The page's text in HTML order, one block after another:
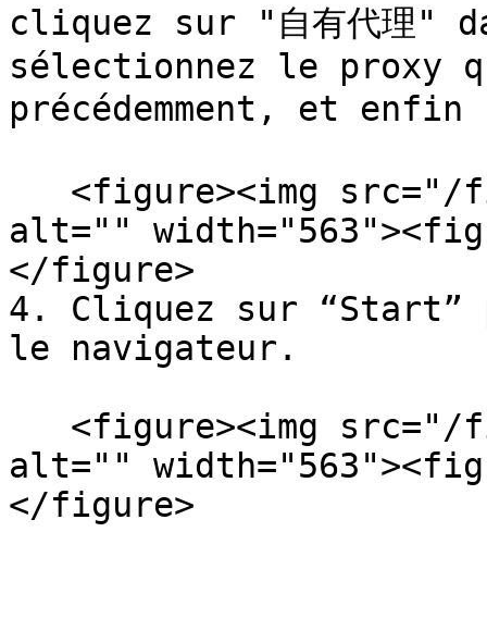
cliquez sur "自有代理"
sélectionnez le proxy
précédemment, et
alt=""
</figure>
4. Cliquez sur “Start”
le navigateur.
alt=""